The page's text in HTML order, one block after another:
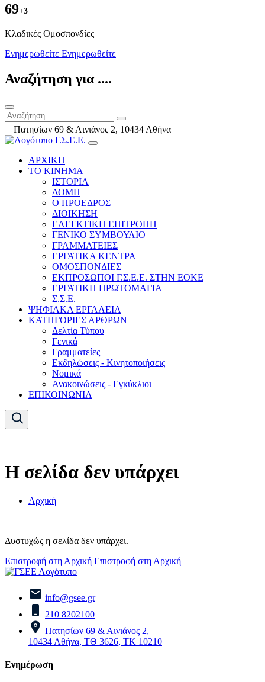
69+3
Kλαδικές Ομοσπονδίες
Ενημερωθείτε Ενημερωθείτε
Αναζήτηση για ....
Πατησίων 69 & Αινιάνος 2, 10434 Αθήνα
ΑΡΧΙΚΗ
ΤΟ ΚΙΝΗΜΑ
ΙΣΤΟΡΙΑ
ΔΟΜΗ
Ο ΠΡΟΕΔΡΟΣ
ΔΙΟΙΚΗΣΗ
ΕΛΕΓΚΤΙΚΗ ΕΠΙΤΡΟΠΗ
ΓΕΝΙΚΟ ΣΥΜΒΟΥΛΙΟ
ΓΡΑΜΜΑΤΕΙΕΣ
ΕΡΓΑΤΙΚΑ ΚΕΝΤΡΑ
ΟΜΟΣΠΟΝΔΙΕΣ
ΕΚΠΡΟΣΩΠΟΙ Γ.Σ.Ε.Ε. ΣΤΗΝ ΕΟΚΕ
ΕΡΓΑΤΙΚΗ ΠΡΩΤΟΜΑΓΙΑ
Σ.Σ.Ε.
ΨΗΦΙΑΚΑ ΕΡΓΑΛΕΙΑ
ΚΑΤΗΓΟΡΙΕΣ ΑΡΘΡΩΝ
Δελτία Τύπου
Γενικά
Γραμματείες
Εκδηλώσεις - Κινητοποιήσεις
Νομικά
Ανακοινώσεις - Εγκύκλιοι
ΕΠΙΚΟΙΝΩΝΙΑ
Η σελίδα δεν υπάρχει
Αρχική
Δυστυχώς η σελίδα δεν υπάρχει.
Επιστροφή στη Αρχική Επιστροφή στη Αρχική
info@gsee.gr
210 8202100
Πατησίων 69 & Αινιάνος 2,
10434 Αθήνα, ΤΘ 3626, ΤΚ 10210
Ενημέρωση